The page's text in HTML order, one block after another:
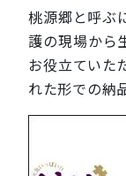
桃源郷と呼ぶ
護の現場から
お役立ていた
れた形での納